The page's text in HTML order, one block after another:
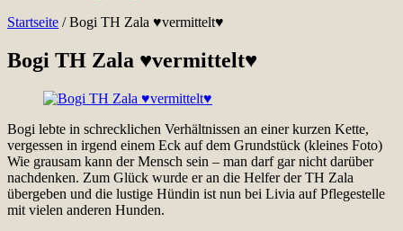
Startseite /Bogi TH Zala ♥vermittelt♥
Bogi TH Zala ♥vermittelt♥
Bogi lebte in schrecklichen Verhältnissen an einer kurzen Kette,
vergessen in irgend einem Eck auf dem Grundstück (kleines Foto)
Wie grausam kann der Mensch sein – man darf gar nicht darüber
nachdenken. Zum Glück wurde er an die Helfer der TH Zala
übergeben und die lustige Hündin ist nun bei Livia auf Pflegestelle
mit vielen anderen Hunden.